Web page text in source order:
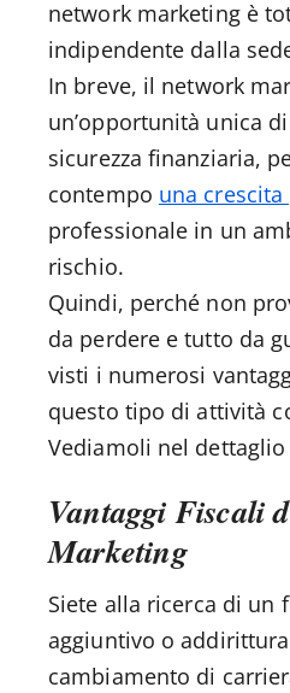
network marketing è
indipendente dalla
In breve, il network
un’opportunità unica
sicurezza finanziaria,
contempo una
professionale in un
rischio.
Quindi, perché non
da perdere e tutto da
visti i numerosi
questo tipo di attività
Vediamoli nel dettaglio
Vantaggi Fiscali
Marketing
Siete alla ricerca di un
aggiuntivo o
cambiamento di